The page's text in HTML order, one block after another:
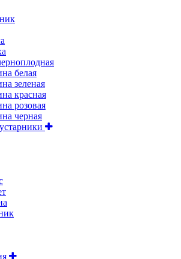
белая
зеленая
красная
розовая
черная